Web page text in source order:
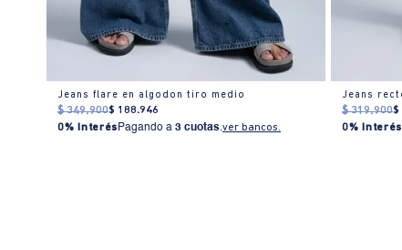
Jeans flare en algodon tiro medio
$ 349.900$ 188.946
0% Interés Pagando a3 cuotas.ver bancos.
$ 319.900$
0% Interés